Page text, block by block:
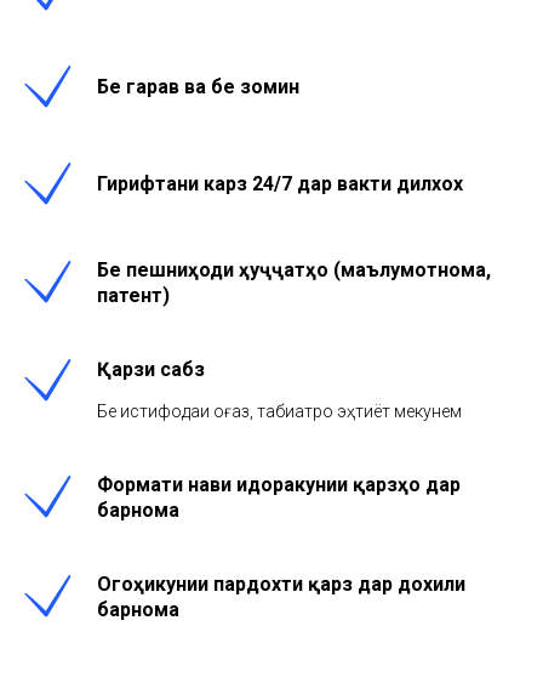
Бе гарав ва бе зомин
Гирифтани карз 24/7 дар вакти дилхох
Бе пешниҳоди ҳуҷҷатҳо (маълумотнома,
патент)
Қарзи сабз
Бе истифодаи қоғаз, табиатро эҳтиёт мекунем
Формати нави идоракунии қарзҳо дар
барнома
Огоҳикунии пардохти қарзӣ дар дохили
барнома